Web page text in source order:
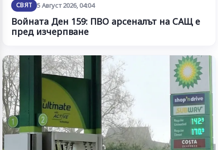
СВЯТ 5 Август 2026, 04:04
Войната Ден 159: ПВО арсеналът на САЩ е
пред изчерпване